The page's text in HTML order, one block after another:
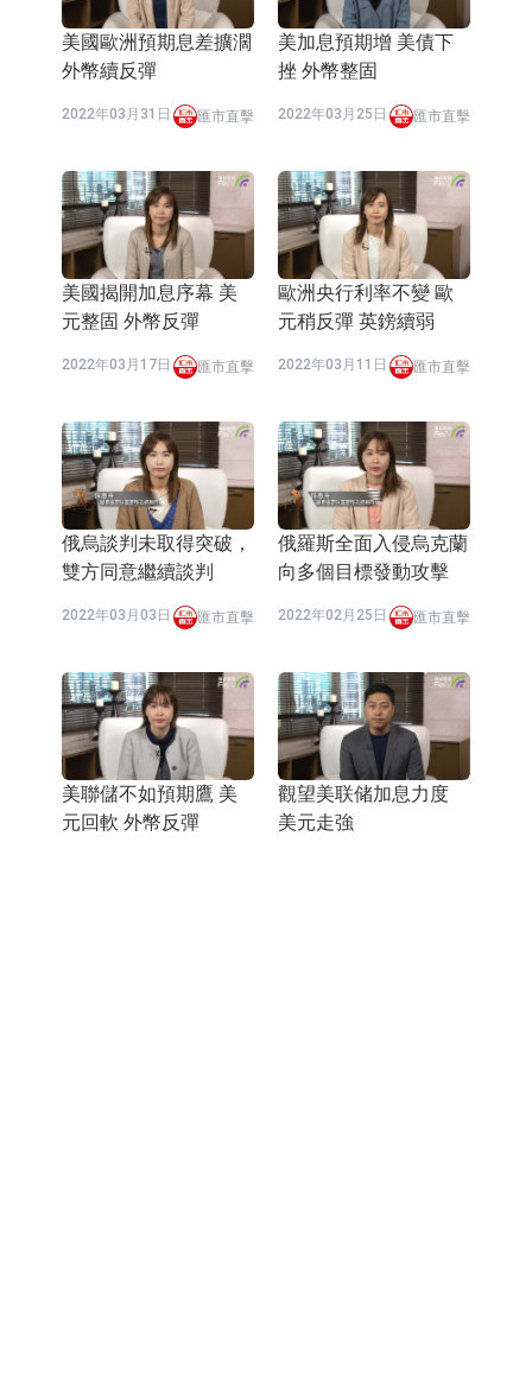
美國歐洲預期息差擴濶
外幣續反彈
2022年03月31日 匯市直擊
美加息預期增 美債下
挫 外幣整固
2022年03月25日 匯市直擊
美國揭開加息序幕 美
元整固 外幣反彈
2022年03月17日 匯市直擊
歐洲央行利率不變 歐
元稍反彈 英鎊續弱
2022年03月11日 匯市直擊
俄烏談判未取得突破，
雙方同意繼續談判
2022年03月03日 匯市直擊
俄羅斯全面入侵烏克蘭
向多個目標發動攻擊
2022年02月25日 匯市直擊
美聯儲不如預期鷹 美
元回軟 外幣反彈
觀望美联储加息力度
美元走強